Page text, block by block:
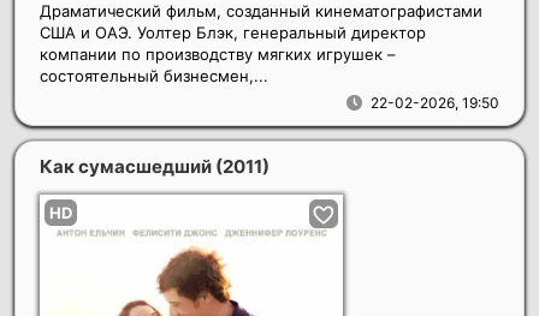
22-02-2026, 19:50
Драматический фильм, созданный кинематографистами
США и ОАЭ. Уолтер Блэк, генеральный директор
компании по производству мягких игрушек –
состоятельный бизнесмен,...
Как сумасшедший (2011)